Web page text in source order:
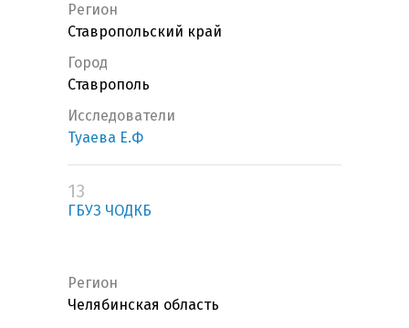
Регион
Ставропольский край
Город
Ставрополь
Исследователи
Туаева Е.Ф
13
ГБУЗ ЧОДКБ
Регион
Челябинская область